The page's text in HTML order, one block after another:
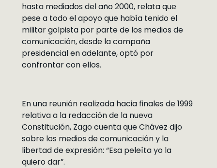
hasta mediados del año 2000, relata que
pese a todo el apoyo que había tenido el
militar golpista por parte de los medios de
comunicación, desde la campaña
presidencial en adelante, optó por
confrontar con ellos.
En una reunión realizada hacia finales de 1999
relativa a la redacción de la nueva
Constitución, Zago cuenta que Chávez dijo
sobre los medios de comunicación y la
libertad de expresión: “Esa peleíta yo la
quiero dar”.